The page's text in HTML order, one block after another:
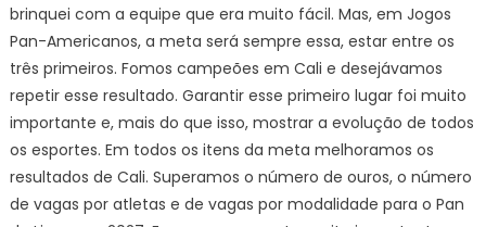
brinquei com a equipe que era muito fácil. Mas, em Jogos
Pan-Americanos, a meta será sempre essa, estar entre os
três primeiros. Fomos campeões em Cali e desejávamos
repetir esse resultado. Garantir esse primeiro lugar foi muito
importante e, mais do que isso, mostrar a evolução de todos
os esportes. Em todos os itens da meta melhoramos os
resultados de Cali. Superamos o número de ouros, o número
de vagas por atletas e de vagas por modalidade para o Pan